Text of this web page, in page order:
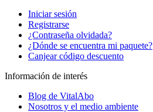
Iniciar sesión
Registrarse
¿Contraseña olvidada?
¿Dónde se encuentra mi paquete?
Canjear código descuento
Información de interés
Blog de VitalAbo
Nosotros y el medio ambiente